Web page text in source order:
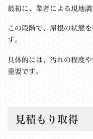
最初に、業者による現地調
この段階で、屋根の状態
す。
具体的には、汚れの程度
重要です。
見積もり取得